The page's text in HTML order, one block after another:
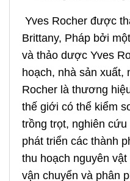
Yves Rocher được
Brittany, Pháp bởi
và thảo dược Yves
hoạch, nhà sản xuất,
Rocher là thương
thế giới có thể kiểm
trồng trọt, nghiên
phát triển các thành
thu hoạch nguyên
vận chuyển và phân